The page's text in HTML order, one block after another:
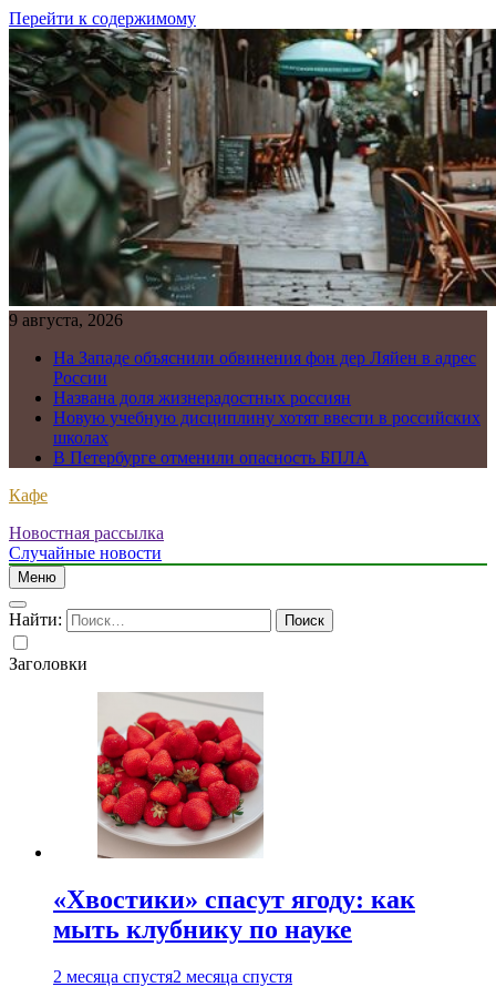
Перейти к содержимому
9 августа, 2026
На Западе объяснили обвинения фон дер Ляйен в адрес
России
Названа доля жизнерадостных россиян
Новую учебную дисциплину хотят ввести в российских
школах
В Петербурге отменили опасность БПЛА
Кафе
Новостная рассылка
Случайные новости
Меню
Найти:
Заголовки
«Хвостики» спасут ягоду: как
мыть клубнику по науке
2 месяца спустя2 месяца спустя